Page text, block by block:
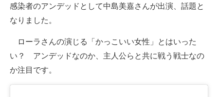
電子設計の基本と応用
エネルギーの専門メディア
建設×テクノロジーの最前線
ちょっと気になるネットの話題
感染者のアンデッドとして中島美嘉さんが出演、話題と
なりました。
ローラさんの演じる「かっこいい女性」とはいった
い？ アンデッドなのか、主人公らと共に戦う戦士なの
か注目です。